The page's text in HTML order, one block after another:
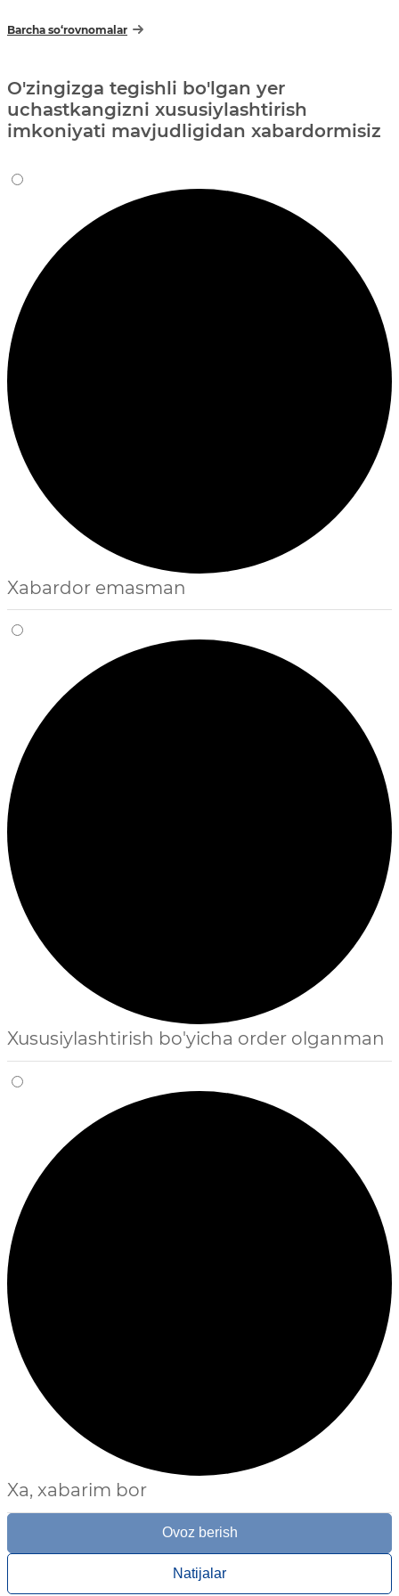
Barcha so‘rovnomalar
O'zingizga tegishli bo'lgan yer
uchastkangizni xususiylashtirish
imkoniyati mavjudligidan xabardormisiz
Xabardor emasman
Xususiylashtirish bo'yicha order olganman
Xa, xabarim bor
Ovoz berish
Natijalar